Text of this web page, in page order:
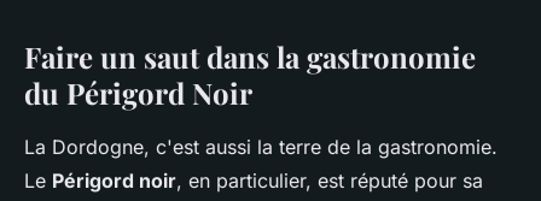
Faire un saut dans la gastronomie
du Périgord Noir
La Dordogne, c'est aussi la terre de la gastronomie.
Le Périgord noir, en particulier, est réputé pour sa